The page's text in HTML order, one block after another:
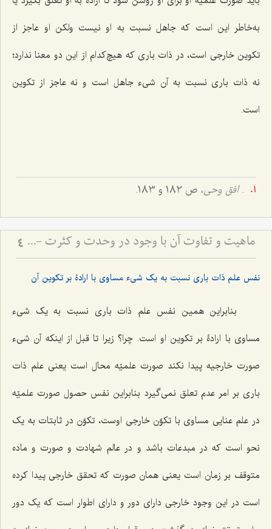
به‌خاطر این است که جاهل نسبت به او نیست ولکن او عاجز از
تکوین خارجی است، در ذات باری که هیچ‌کدام از این دو معنا ندارد؛
نه ذات باری نسبت به آن شیء جاهل است و نه عاجز از تکوین
است.
.افق وحی، ص 182 و 183.
ماهیت و تفاوت آن با وجود در وحدت و کثرت - تحلیل جایگاه احدیت و واحدیت در هویت ذات باری‌تعالی 4
نفس علم ذات باری نسبت به یک شیء مساوی با ارادۀ بر تکوین آن
بنابراین همین نفس علم ذات باری نسبت به یک شیء
مساوی با ارادۀ بر تکوین او است. چرا؟ زیرا تا قبل از اینکه آن شیء
صورت خارجیه پیدا نکند صورت علمیّه محال است یعنی علم ذات
باری بر امر عدم تعلق نمی‌گیرد بنابراین نفس حصول صورت علمیّه
در علم عنایی مساوی با تکوّن خارجی اوست، تکوّن در ثابتات به یک
نحو است که در مبدعات باشد و در عالم شهادت و صورت و ماده
متوقف بر زمان است یعنی همان صورت که تحقق خارجی پیدا کرده
است در این وجود خارجی دارای دور و دارای اطوار است که یک دور